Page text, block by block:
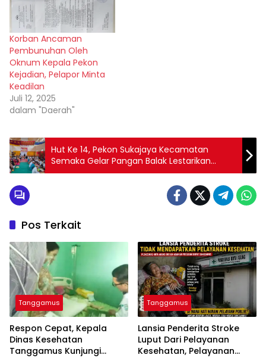
Korban Ancaman
Pembunuhan Oleh
Oknum Kepala Pekon
Kejadian, Pelapor Minta
Keadilan
Juli 12, 2025
dalam "Daerah"
Hut Ke 14, Pekon Sukajaya Kecamatan
Semaka Gelar Pangan Balak Lestarikan
Budaya Lampung
Pos Terkait
Tanggamus
Respon Cepat, Kepala
Dinas Kesehatan
Tanggamus Kunjungi
Tanggamus
Lansia Penderita Stroke
Luput Dari Pelayanan
Kesehatan, Pelayanan